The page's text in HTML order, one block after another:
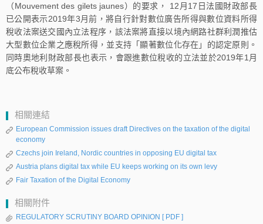
（Mouvement des gilets jaunes）的要求， 12月17日法國財政部長
已公開表示2019年3月前，將自行針對數位廣告所得與數位資料所得
稅收法案送交國內立法程序，該法案將直接以境內網路社群利潤推估
大型數位企業之應稅所得，並支持「顯著數位化存在」的認定原則。
同時奧地利財政部長也表示，會跟進數位稅收的立法並於2019年1月
底公布稅收草案。
相關連結
European Commission issues draft Directives on the taxation of the digital
economy
Czechs join Ireland, Nordic countries in opposing EU digital tax
Austria plans digital tax while EU keeps working on its own levy
Fair Taxation of the Digital Economy
相關附件
REGULATORY SCRUTINY BOARD OPINION [ PDF ]